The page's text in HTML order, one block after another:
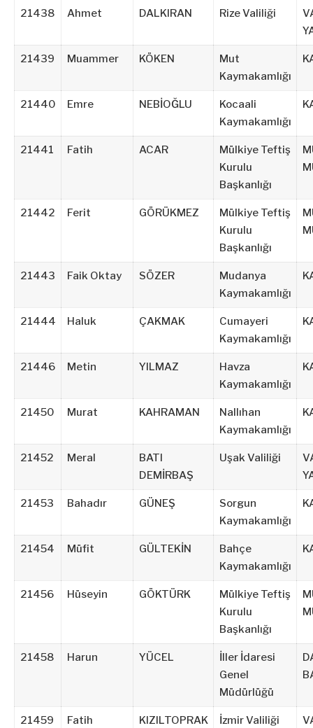
21438 Ahmet DALKIRAN Rize Valiliği
21439 Muammer KÖKEN
Mut
Kaymakamlığı
21440 Emre NEBİOĞLU
Kocaali
Kaymakamlığı
21441 Fatih ACAR
Mülkiye Teftiş
Kurulu
Başkanlığı
21442 Ferit GÖRÜKMEZ
Mülkiye Teftiş
Kurulu
Başkanlığı
21443 Faik Oktay SÖZER
Mudanya
Kaymakamlığı
21444 Haluk ÇAKMAK
Cumayeri
Kaymakamlığı
21446 Metin YILMAZ
Havza
Kaymakamlığı
21450 Murat KAHRAMAN
Nallıhan
Kaymakamlığı
21452 Meral
BATI
DEMİRBAŞ
Uşak Valiliği
21453 Bahadır GÜNEŞ
Sorgun
Kaymakamlığı
21454 Müfit GÜLTEKİN
Bahçe
Kaymakamlığı
21456 Hüseyin GÖKTÜRK
Mülkiye Teftiş
Kurulu
Başkanlığı
21458 Harun YÜCEL
İller İdaresi
Genel
Müdürlüğü
21459 Fatih KIZILTOPRAK İzmir Valiliği